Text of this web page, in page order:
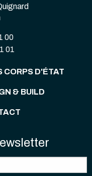
00
01
CORPS D'ÉTAT
& BUILD